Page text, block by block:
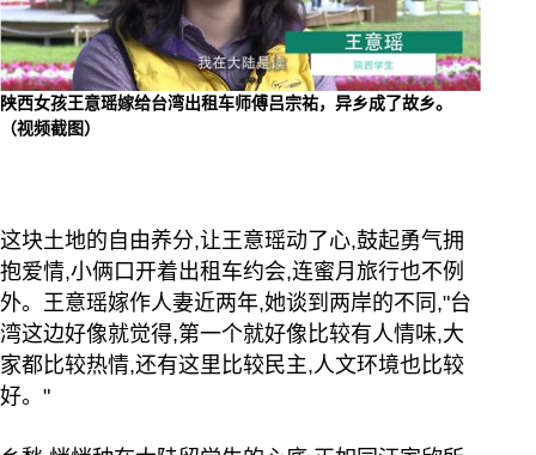
陕西女孩王意瑶嫁给台湾出租车师傅吕宗祐，异乡成了故乡。
（视频截图）
这块土地的自由养分,让王意瑶动了心,鼓起勇气拥
抱爱情,小俩口开着出租车约会,连蜜月旅行也不例
外。王意瑶嫁作人妻近两年,她谈到两岸的不同,"台
湾这边好像就觉得,第一个就好像比较有人情味,大
家都比较热情,还有这里比较民主,人文环境也比较
好。"